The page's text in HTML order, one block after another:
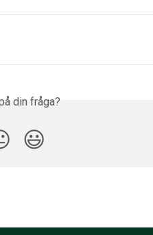
din fråga?
😃